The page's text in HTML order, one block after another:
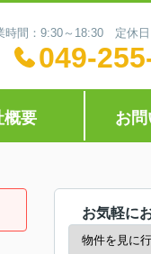
時間：9:30～18:30 定休日
049-
概要 お
お気軽に